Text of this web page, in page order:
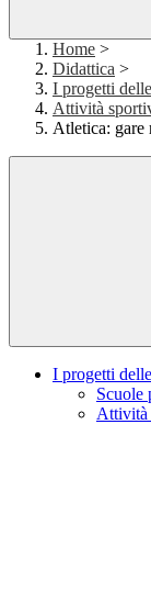
Home >
Didattica >
I progetti
Attività
Atletica: gare
I progetti
Scuole
Attività